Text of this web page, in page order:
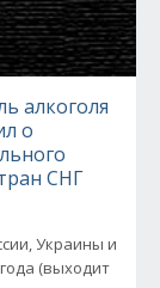
алкоголя
о
СНГ
Украины и
(выходит